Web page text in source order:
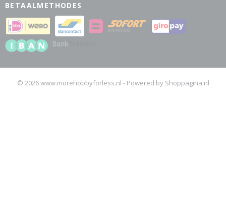
BETAALMETHODES
© 2026 www.morehobbyforless.nl - Powered by Shoppagina.nl